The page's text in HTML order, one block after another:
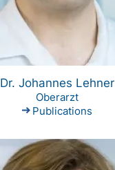
Dr. Johannes Lehner
Oberarzt
Publications